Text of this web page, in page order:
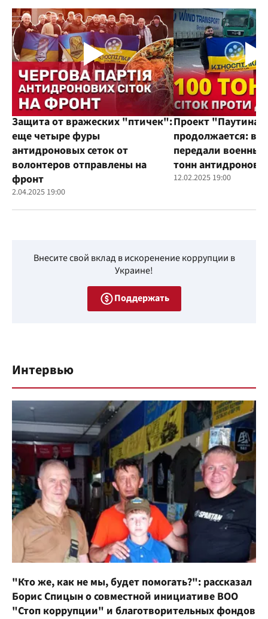
Защита от вражеских "птичек":
еще четыре фуры
антидроновых сеток от
волонтеров отправлены на
фронт
2.04.2025 19:00
Проект "Паутина"
продолжается:
передали
тонн
12.02.2025 19:00
Внесите свой вклад в искоренение коррупции в
Украине!
Поддержать
Интервью
"Кто же, как не мы, будет помогать?": рассказал
Борис Спицын о совместной инициативе ВОО
"Стоп коррупции" и благотворительных фондов